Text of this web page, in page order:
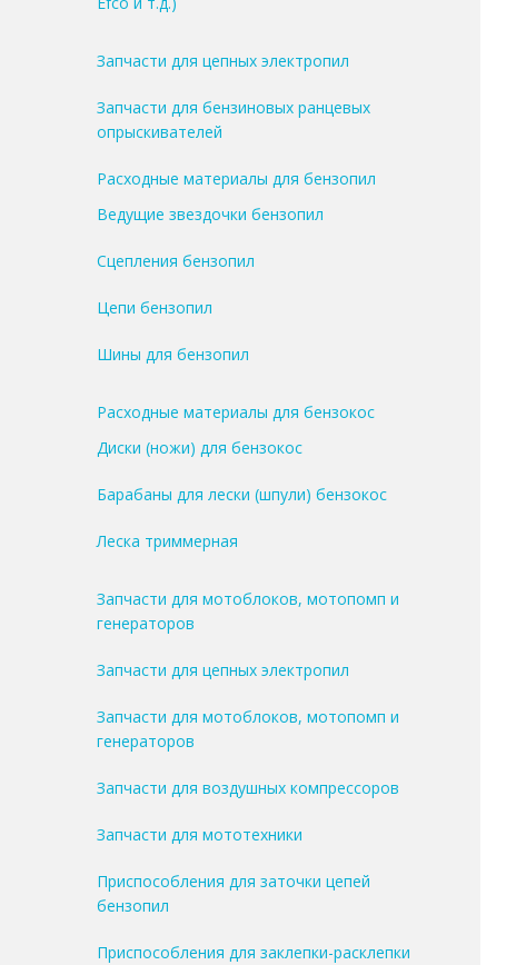
Запчасти для цепных электропил
Запчасти для бензиновых ранцевых
опрыскивателей
Расходные материалы для бензопил
Ведущие звездочки бензопил
Сцепления бензопил
Цепи бензопил
Шины для бензопил
Расходные материалы для бензокос
Диски (ножи) для бензокос
Барабаны для лески (шпули) бензокос
Леска триммерная
Запчасти для мотоблоков, мотопомп и
генераторов
Запчасти для цепных электропил
Запчасти для мотоблоков, мотопомп и
генераторов
Запчасти для воздушных компрессоров
Запчасти для мототехники
Приспособления для заточки цепей
бензопил
Приспособления для заклепки-расклепки